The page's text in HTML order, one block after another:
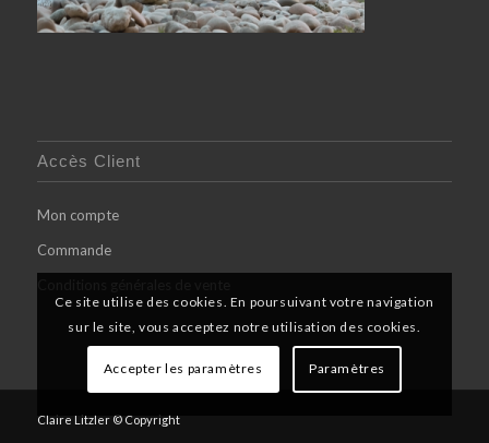
Accès Client
Mon compte
Commande
Claire Litzler © Copyright
Ce site utilise des cookies. En poursuivant votre navigation
sur le site, vous acceptez notre utilisation des cookies.
Accepter les paramètres Paramètres